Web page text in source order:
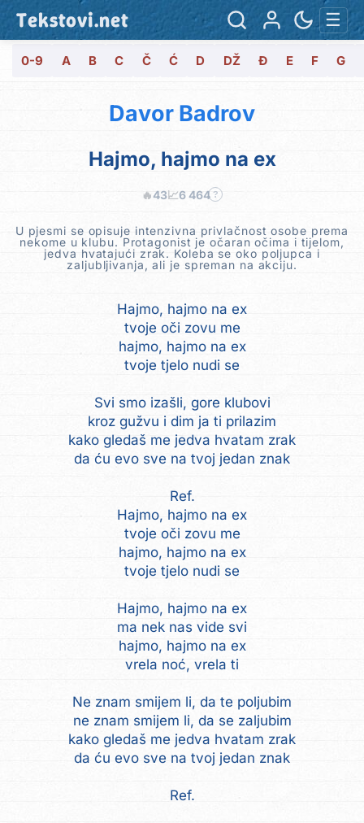
Tekstovi.net ☰
0-9 A B C Č Ć D DŽ Đ E F G
Davor Badrov
Hajmo, hajmo na ex
🔥43📈6 464 ?
U pjesmi se opisuje intenzivna privlačnost osobe prema
nekome u klubu. Protagonist je očaran očima i tijelom,
jedva hvatajući zrak. Koleba se oko poljupca i
zaljubljivanja, ali je spreman na akciju.
Hajmo, hajmo na ex
tvoje oči zovu me
hajmo, hajmo na ex
tvoje tjelo nudi se
Svi smo izašli, gore klubovi
kroz gužvu i dim ja ti prilazim
kako gledaš me jedva hvatam zrak
da ću evo sve na tvoj jedan znak
Ref.
Hajmo, hajmo na ex
tvoje oči zovu me
hajmo, hajmo na ex
tvoje tjelo nudi se
Hajmo, hajmo na ex
ma nek nas vide svi
hajmo, hajmo na ex
vrela noć, vrela ti
Ne znam smijem li, da te poljubim
ne znam smijem li, da se zaljubim
kako gledaš me jedva hvatam zrak
da ću evo sve na tvoj jedan znak
Ref.